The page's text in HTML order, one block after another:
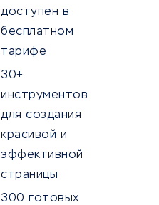
доступен в
бесплатном
тарифе
30+
инструментов
для создания
красивой и
эффективной
страницы
300 готовых